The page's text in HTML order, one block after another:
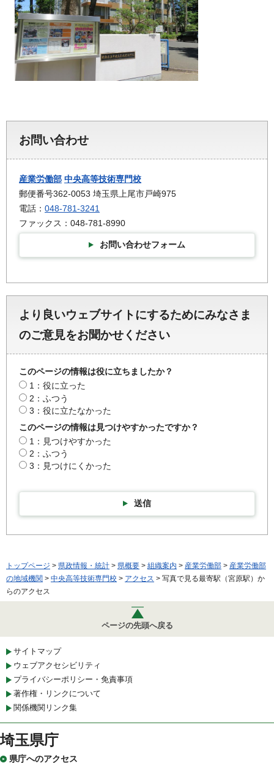
お問い合わせ
産業労働部 中央高等技術専門校
郵便番号362-0053 埼玉県上尾市戸崎975
電話： 048-781-3241
ファックス：048-781-8990
お問い合わせフォーム
より良いウェブサイトにするためにみなさま
のご意見をお聞かせください
このページの情報は役に立ちましたか？
1：役に立った
2：ふつう
3：役に立たなかった
このページの情報は見つけやすかったですか？
1：見つけやすかった
2：ふつう
3：見つけにくかった
送信
トップページ > 県政情報・統計 > 県概要 > 組織案内 > 産業労働部 > 産業労働部
の地域機関 > 中央高等技術専門校 > アクセス > 写真で見る最寄駅（宮原駅）か
らのアクセス
ページの先頭へ戻る
サイトマップ
ウェブアクセシビリティ
プライバシーポリシー・免責事項
著作権・リンクについて
関係機関リンク集
埼玉県庁
県庁へのアクセス